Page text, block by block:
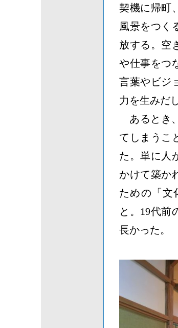
契機に帰町
風景をつく
放する。空
や仕事をつ
言葉やビジ
力を生みだ
あるとき
てしまうこ
た。単に人
かけて築か
ための「文
と。19代前
長かった。